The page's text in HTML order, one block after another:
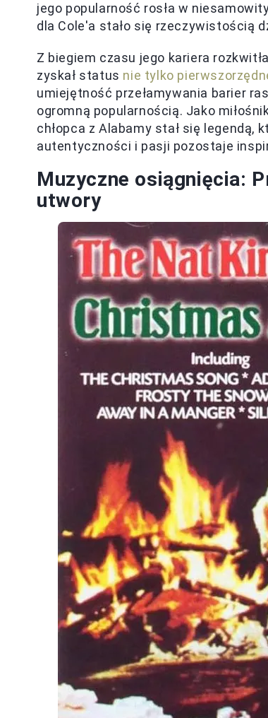
jego popularność rosła w
dla Cole'a stało się rzeczywistością
Z biegiem czasu jego kariera
zyskał status nie tylko
umiejętność przełamywania barier
ogromną popularnością. Jako
chłopca z Alabamy stał się legendą,
autentyczności i pasji pozostaje
Muzyczne osiągnięcia:
utwory